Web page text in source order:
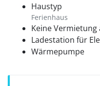
Haustyp
Ferienhaus
Keine Vermietung
Ladestation für
Wärmepumpe